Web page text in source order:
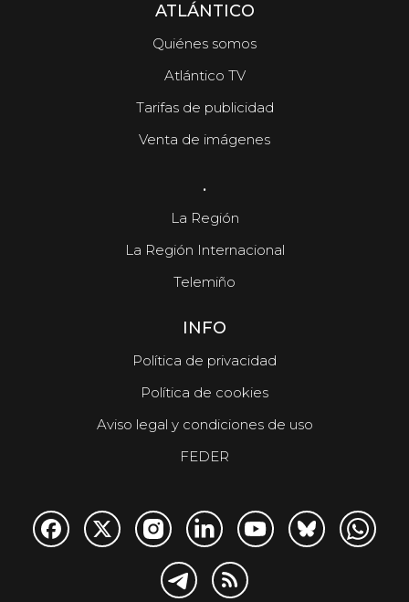
ATLÁNTICO
Quiénes somos
Atlántico TV
Tarifas de publicidad
Venta de imágenes
.
La Región
La Región Internacional
Telemiño
INFO
Política de privacidad
Política de cookies
Aviso legal y condiciones de uso
FEDER